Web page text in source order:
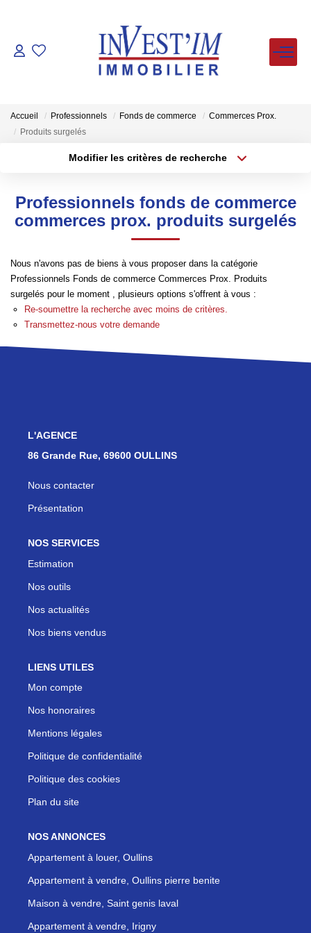
ACHETER
LOUER
VENDUS
ESTIMER
FAIRE GERER
NOS AGENCES
Les Agences
Contact
Accueil Professionnels Fonds de commerce
Commerces Prox.
Produits surgelés
Modifier les critères de recherche
Type de bien
Surface min
Créer une alerte
Professionnels fonds de commerce
commerces prox. produits surgelés
Nous n'avons pas de biens à vous proposer dans la catégorie
Professionnels Fonds de commerce Commerces Prox. Produits
surgelés pour le moment , plusieurs options s'offrent à vous :
Re-soumettre la recherche avec moins de critères.
Transmettez-nous votre demande
L'AGENCE
86 Grande Rue, 69600 OULLINS
Nous contacter
Présentation
NOS SERVICES
Estimation
Nos outils
Nos actualités
Nos biens vendus
LIENS UTILES
Mon compte
Nos honoraires
Mentions légales
Politique de confidentialité
Politique des cookies
Plan du site
NOS ANNONCES
Appartement à louer, Oullins
Appartement à vendre, Oullins pierre benite
Maison à vendre, Saint genis laval
Appartement à vendre, Irigny